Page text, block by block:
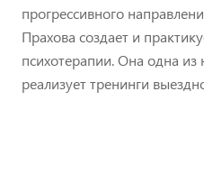
прогрессивного
Прахова создает и
психотерапии. Она одна
реализует тренинги